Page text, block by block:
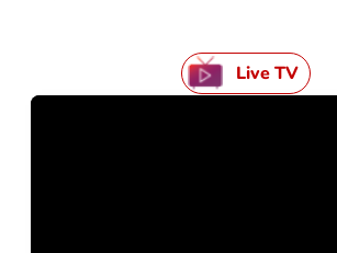
Live TV